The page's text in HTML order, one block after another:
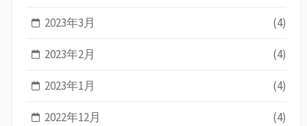
2023年3月 (4)
2023年2月 (4)
2023年1月 (4)
2022年12月 (4)